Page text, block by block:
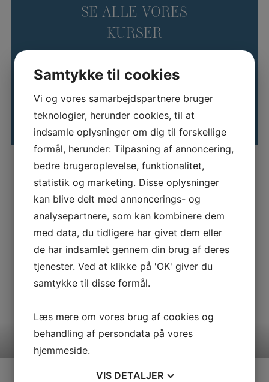
SE ALLE VORES
KURSER
Kursuskalender
Skræddersyet løsning
Kurserne kan også tilbydes som lukkede
virksomhedstilpassede forløb. I den forbindelse bliver det
muligt at kombinere de enkelte kursuselementer på tværs og
målrette forløbet den enkelte virksomhedsbehov.
Herudover kan man med fordel sætte fokus på løsning af
aktuelle udfordringer og projekter. For yderligere information
om muligheder og priser kontakt: Nina Drejer nn©gbd.dk
Samtykke til cookies
Vi og vores samarbejdspartnere bruger
teknologier, herunder cookies, til at
indsamle oplysninger om dig til forskellige
formål, herunder: Tilpasning af annoncering,
bedre brugeroplevelse, funktionalitet,
statistik og marketing. Disse oplysninger
kan blive delt med annoncerings- og
analysepartnere, som kan kombinere dem
med data, du tidligere har givet dem eller
de har indsamlet gennem din brug af deres
tjenester. Ved at klikke på 'OK' giver du
samtykke til disse formål.
Læs mere om vores brug af cookies og
behandling af persondata på vores
hjemmeside.
VIS DETALJER